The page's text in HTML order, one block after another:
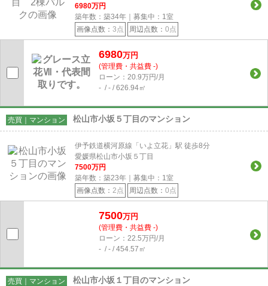
6980万円
築年数：築34年｜募集中： 1室
画像点数： 3点 周辺点数： 0点
6980万円
(管理費・共益費 -)
ローン：20.9万円/月
- / - / 626.94㎡
売買｜マンション 松山市小坂５丁目のマンション
伊予鉄道横河原線「いよ立花」駅 徒歩8分
愛媛県松山市小坂５丁目
7500万円
築年数：築23年｜募集中： 1室
画像点数： 2点 周辺点数： 0点
7500万円
(管理費・共益費 -)
ローン：22.5万円/月
- / - / 454.57㎡
売買｜マンション 松山市小坂１丁目のマンション